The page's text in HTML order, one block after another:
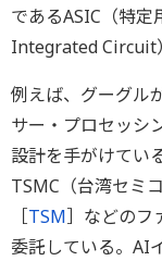
であるASIC（特
Integrated Circuit
例えば、グーグル
サー・プロセッシ
設計を手がけてい
TSMC（台湾セミ
［TSM］などのフ
委託している。AI